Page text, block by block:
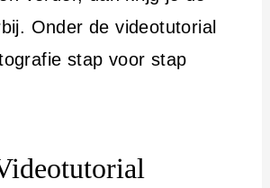
Onder de videotutorial
stap voor stap